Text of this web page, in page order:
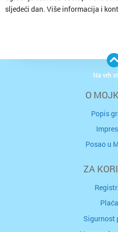
sljedeći dan. Više informacija i
O
Popis
Posao u
ZA
Sigurnost
Na vrh